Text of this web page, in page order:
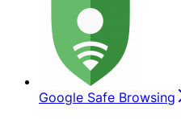
Google Safe Browsing